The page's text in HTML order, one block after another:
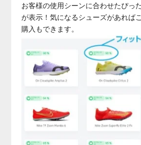
お客様の使用シーンに合わせたぴっ
が表示！気になるシューズがあれば
購入もできます。